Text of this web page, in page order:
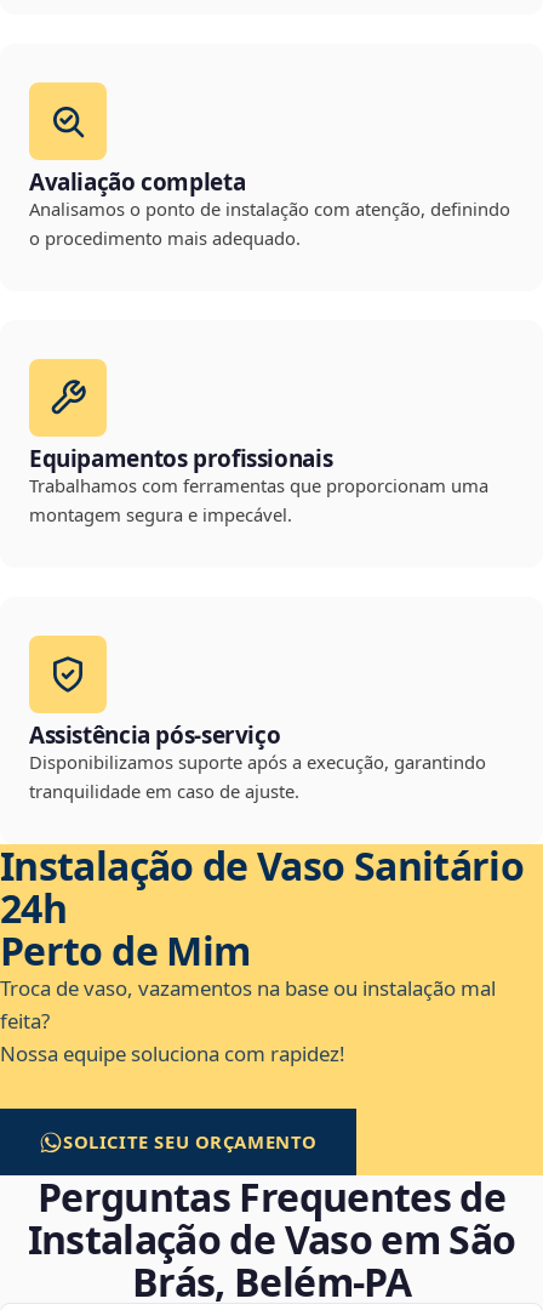
Avaliação completa
Analisamos o ponto de instalação com atenção, definindo
o procedimento mais adequado.
Equipamentos profissionais
Trabalhamos com ferramentas que proporcionam uma
montagem segura e impecável.
Assistência pós-serviço
Disponibilizamos suporte após a execução, garantindo
tranquilidade em caso de ajuste.
Instalação de Vaso Sanitário
24h
Perto de Mim
Troca de vaso, vazamentos na base ou instalação mal
feita?
Nossa equipe soluciona com rapidez!
SOLICITE SEU ORÇAMENTO
Perguntas Frequentes de
Instalação de Vaso em São
Brás, Belém‑PA